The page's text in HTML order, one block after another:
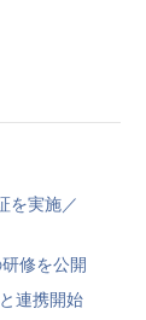
を実施／
修を公開
連携開始